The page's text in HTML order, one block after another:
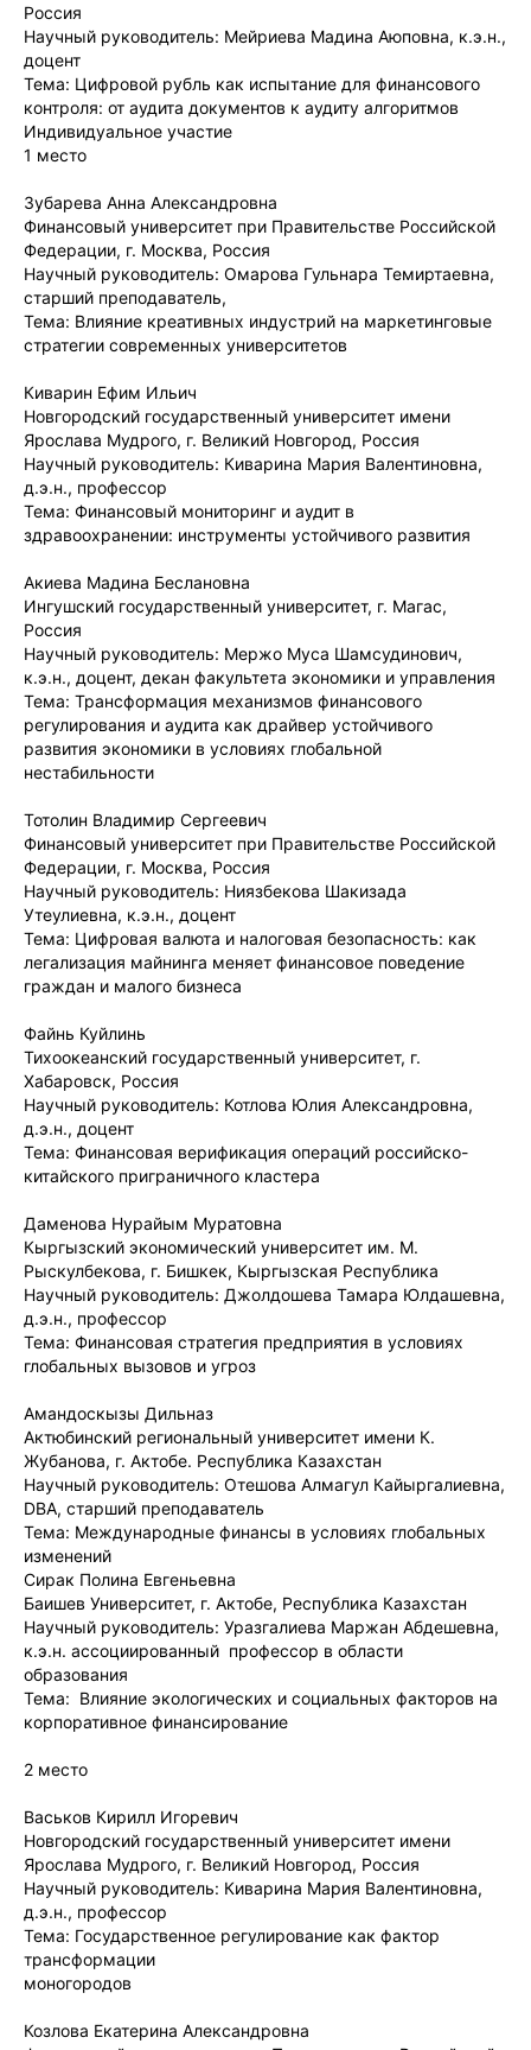
Россия
Научный руководитель: Мейриева Мадина Аюповна, к.э.н.,
доцент
Тема: Цифровой рубль как испытание для финансового
контроля: от аудита документов к аудиту алгоритмов
Индивидуальное участие
1 место
Зубарева Анна Александровна
Финансовый университет при Правительстве Российской
Федерации, г. Москва, Россия
Научный руководитель: Омарова Гульнара Темиртаевна,
старший преподаватель,
Тема: Влияние креативных индустрий на маркетинговые
стратегии современных университетов
Киварин Ефим Ильич
Новгородский государственный университет имени
Ярослава Мудрого, г. Великий Новгород, Россия
Научный руководитель: Киварина Мария Валентиновна,
д.э.н., профессор
Тема: Финансовый мониторинг и аудит в
здравоохранении: инструменты устойчивого развития
Акиева Мадина Беслановна
Ингушский государственный университет, г. Магас,
Россия
Научный руководитель: Мержо Муса Шамсудинович,
к.э.н., доцент, декан факультета экономики и управления
Тема: Трансформация механизмов финансового
регулирования и аудита как драйвер устойчивого
развития экономики в условиях глобальной
нестабильности
Тотолин Владимир Сергеевич
Финансовый университет при Правительстве Российской
Федерации, г. Москва, Россия
Научный руководитель: Ниязбекова Шакизада
Утеулиевна, к.э.н., доцент
Тема: Цифровая валюта и налоговая безопасность: как
легализация майнинга меняет финансовое поведение
граждан и малого бизнеса
Файнь Куйлинь
Тихоокеанский государственный университет, г.
Хабаровск, Россия
Научный руководитель: Котлова Юлия Александровна,
д.э.н., доцент
Тема: Финансовая верификация операций российско-
китайского приграничного кластера
Даменова Нурайым Муратовна
Кыргызский экономический университет им. М.
Рыскулбекова, г. Бишкек, Кыргызская Республика
Научный руководитель: Джолдошева Тамара Юлдашевна,
д.э.н., профессор
Тема: Финансовая стратегия предприятия в условиях
глобальных вызовов и угроз
Амандоскызы Дильназ
Актюбинский региональный университет имени К.
Жубанова, г. Актобе. Республика Казахстан
Научный руководитель: Отешова Алмагул Кайыргалиевна,
DBA, старший преподаватель
Тема: Международные финансы в условиях глобальных
изменений
Сирак Полина Евгеньевна
Баишев Университет, г. Актобе, Республика Казахстан
Научный руководитель: Уразгалиева Маржан Абдешевна,
к.э.н. ассоциированный профессор в области
образования
Тема: Влияние экологических и социальных факторов на
корпоративное финансирование
2 место
Васьков Кирилл Игоревич
Новгородский государственный университет имени
Ярослава Мудрого, г. Великий Новгород, Россия
Научный руководитель: Киварина Мария Валентиновна,
д.э.н., профессор
Тема: Государственное регулирование как фактор
трансформации
моногородов
Козлова Екатерина Александровна